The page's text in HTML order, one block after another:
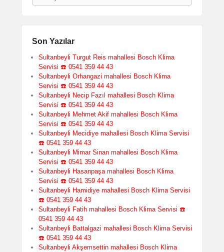
Son Yazılar
Sultanbeyli Turgut Reis mahallesi Bosch Klima
Servisi ☎️ 0541 359 44 43
Sultanbeyli Orhangazi mahallesi Bosch Klima
Servisi ☎️ 0541 359 44 43
Sultanbeyli Necip Fazıl mahallesi Bosch Klima
Servisi ☎️ 0541 359 44 43
Sultanbeyli Mehmet Akif mahallesi Bosch Klima
Servisi ☎️ 0541 359 44 43
Sultanbeyli Mecidiye mahallesi Bosch Klima Servisi
☎️ 0541 359 44 43
Sultanbeyli Mimar Sinan mahallesi Bosch Klima
Servisi ☎️ 0541 359 44 43
Sultanbeyli Hasanpaşa mahallesi Bosch Klima
Servisi ☎️ 0541 359 44 43
Sultanbeyli Hamidiye mahallesi Bosch Klima Servisi
☎️ 0541 359 44 43
Sultanbeyli Fatih mahallesi Bosch Klima Servisi ☎️
0541 359 44 43
Sultanbeyli Battalgazi mahallesi Bosch Klima Servisi
☎️ 0541 359 44 43
Sultanbeyli Akşemsettin mahallesi Bosch Klima